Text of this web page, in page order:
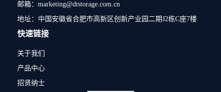
邮箱：marketing@dtstorage.com.cn
地址：中国安徽省合肥市高新区创新产业园二期J2栋C座7楼
快速链接
关于我们
产品中心
招贤纳士